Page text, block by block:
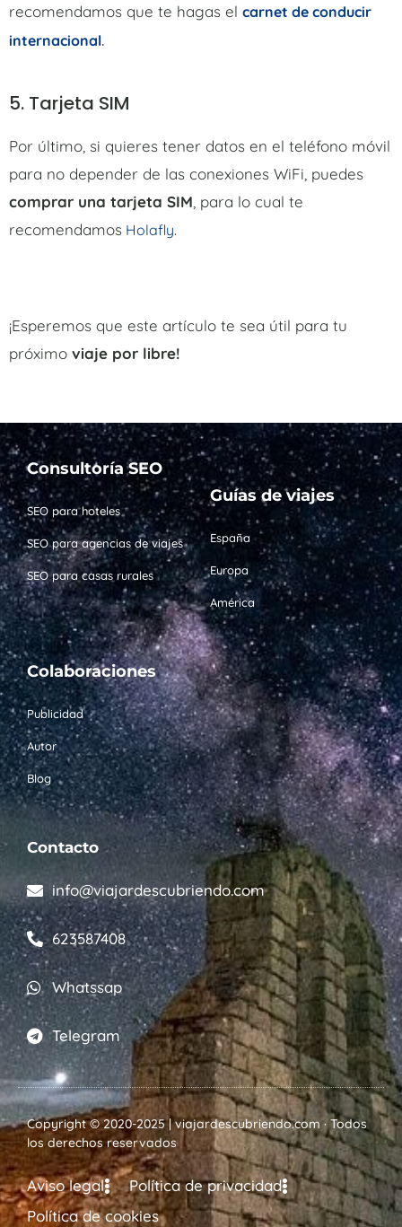
recomendamos que te hagas el carnet de conducir
internacional.
5. Tarjeta SIM
Por último, si quieres tener datos en el teléfono móvil
para no depender de las conexiones WiFi, puedes
comprar una tarjeta SIM , para lo cual te
recomendamos Holafly.
¡Esperemos que este artículo te sea útil para tu
próximo viaje por libre!
Consultoría SEO
SEO para hoteles
SEO para agencias de viajes
SEO para casas rurales
Guías de viajes
España
Europa
América
Colaboraciones
Publicidad
Autor
Blog
Contacto
info@viajardescubriendo.com
623587408
Whatssap
Telegram
Copyright © 2020-2025 | viajardescubriendo.com · Todos
los derechos reservados
Aviso legal
Política de privacidad
Política de cookies